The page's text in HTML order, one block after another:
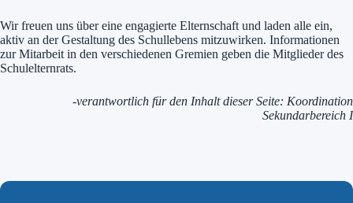
Wir freuen uns über eine engagierte Elternschaft und laden alle ein,
aktiv an der Gestaltung des Schullebens mitzuwirken. Informationen
zur Mitarbeit in den verschiedenen Gremien geben die Mitglieder des
Schulelternrats.
-verantwortlich für den Inhalt dieser Seite: Koordination
Sekundarbereich I